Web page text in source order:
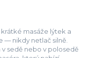
masáže lýtek a
— nikdy netlač silně.
sedě nebo v polosedě